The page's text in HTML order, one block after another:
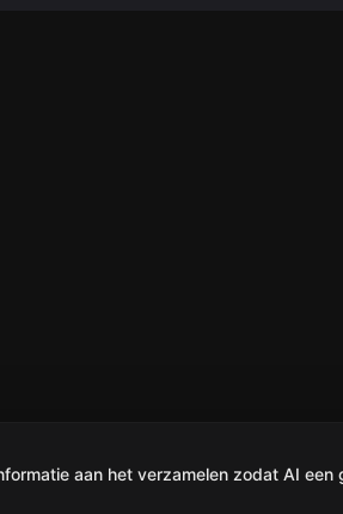
aan het verzamelen zodat AI een